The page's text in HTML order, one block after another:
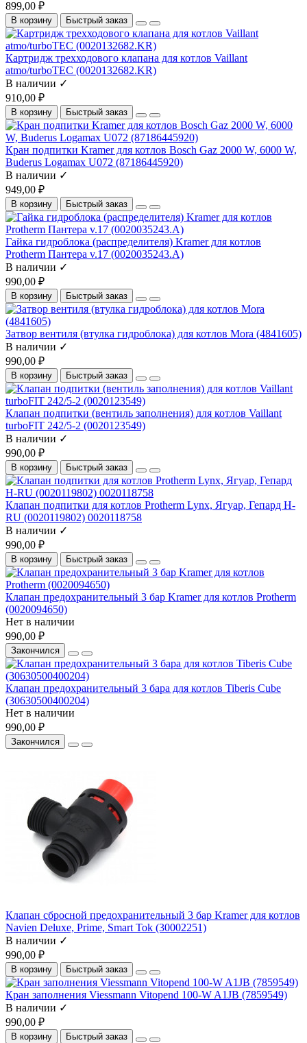
899,00 ₽
В корзину Быстрый заказ
Картридж трехходового клапана для котлов Vaillant
atmo/turboTEC (0020132682.KR)
В наличии ✓
910,00 ₽
В корзину Быстрый заказ
Кран подпитки Kramer для котлов Bosch Gaz 2000 W, 6000 W,
Buderus Logamax U072 (87186445920)
В наличии ✓
949,00 ₽
В корзину Быстрый заказ
Гайка гидроблока (распределителя) Kramer для котлов
Protherm Пантера v.17 (0020035243.A)
В наличии ✓
990,00 ₽
В корзину Быстрый заказ
Затвор вентиля (втулка гидроблока) для котлов Mora (4841605)
В наличии ✓
990,00 ₽
В корзину Быстрый заказ
Клапан подпитки (вентиль заполнения) для котлов Vaillant
turboFIT 242/5-2 (0020123549)
В наличии ✓
990,00 ₽
В корзину Быстрый заказ
Клапан подпитки для котлов Protherm Lynx, Ягуар, Гепард H-
RU (0020119802) 0020118758
В наличии ✓
990,00 ₽
В корзину Быстрый заказ
Клапан предохранительный 3 бар Kramer для котлов Protherm
(0020094650)
Нет в наличии
990,00 ₽
Закончился
Клапан предохранительный 3 бара для котлов Tiberis Cube
(30630500400204)
Нет в наличии
990,00 ₽
Закончился
Клапан сбросной предохранительный 3 бар Kramer для котлов
Navien Deluxe, Prime, Smart Tok (30002251)
В наличии ✓
990,00 ₽
В корзину Быстрый заказ
Кран заполнения Viessmann Vitopend 100-W A1JB (7859549)
В наличии ✓
990,00 ₽
В корзину Быстрый заказ